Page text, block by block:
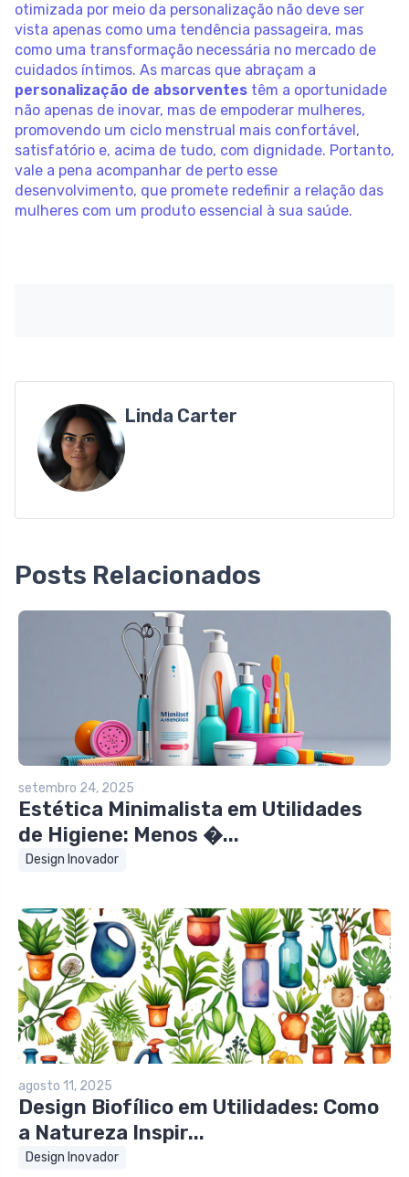
otimizada por meio da personalização não deve ser
vista apenas como uma tendência passageira, mas
como uma transformação necessária no mercado de
cuidados íntimos. As marcas que abraçam a
personalização de absorventes têm a oportunidade
não apenas de inovar, mas de empoderar mulheres,
promovendo um ciclo menstrual mais confortável,
satisfatório e, acima de tudo, com dignidade. Portanto,
vale a pena acompanhar de perto esse
desenvolvimento, que promete redefinir a relação das
mulheres com um produto essencial à sua saúde.
Linda Carter
Posts Relacionados
setembro 24, 2025
Estética Minimalista em Utilidades
de Higiene: Menos �...
Design Inovador
agosto 11, 2025
Design Biofílico em Utilidades: Como
a Natureza Inspir...
Design Inovador